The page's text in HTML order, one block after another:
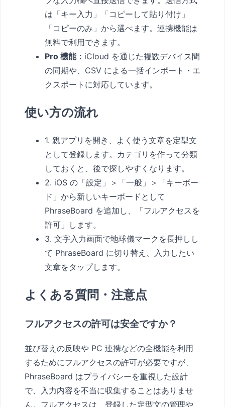
は「キー入力」「コピーして貼り付け」
「コピーのみ」から選べます。連携機能は
無料で利用できます。
Pro 機能： iCloud を通じた複数デバイス間
の同期や、CSV による一括インポート・エ
クスポートに対応しています。
使い方の流れ
1. 親アプリを開き、よく使う文章を定型文
として登録します。カテゴリを作って分類
しておくと、後で探しやすくなります。
2. iOS の「設定」＞「一般」＞「キーボー
ド」から新しいキーボードとして
PhraseBoard を追加し、「フルアクセスを
許可」します。
3. 文字入力画面で地球儀マークを長押しし
て PhraseBoard に切り替え、入力したい
文章をタップします。
よくある質問・注意点
フルアクセスの許可は安全ですか？
並び替えの反映や PC 連携などの全機能を利用
するためにフルアクセスの許可が必要ですが、
PhraseBoard はプライバシーを重視した設計
で、入力内容を不当に収集することはありませ
ん。フルアクセスは、登録した定型文の管理や